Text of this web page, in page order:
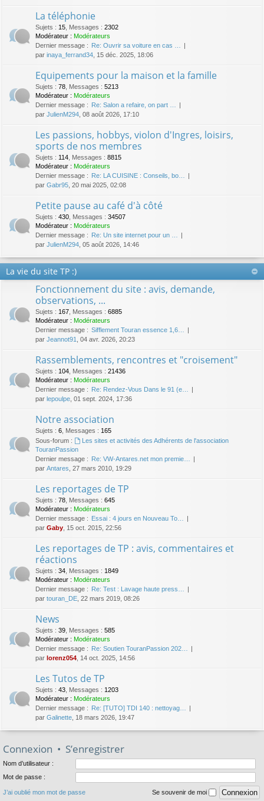
La téléphonie
Sujets : 15 Messages : 2302
Modérateur : Modérateurs
Dernier message :
Re: Ouvrir sa voiture en cas …
par inaya_ferrand34 , 15 déc. 2025, 18:06
Equipements pour la maison et la famille
Sujets : 78 Messages : 5213
Modérateur : Modérateurs
Dernier message :
Re: Salon a refaire, on part …
par JulienM294 , 08 août 2026, 17:10
Les passions, hobbys, violon d'Ingres, loisirs,
sports de nos membres
Sujets : 114 Messages : 8815
Modérateur : Modérateurs
Dernier message :
Re: LA CUISINE : Conseils, bo…
par Gabr95 , 20 mai 2025, 02:08
Petite pause au café d'à côté
Sujets : 430 Messages : 34507
Modérateur : Modérateurs
Dernier message :
Re: Un site internet pour un …
par JulienM294 , 05 août 2026, 14:46
La vie du site TP :)
Fonctionnement du site : avis, demande,
observations, ...
Sujets : 167 Messages : 6885
Modérateur : Modérateurs
Dernier message : Sifflement Touran essence 1,6…
par Jeannot91 , 04 avr. 2026, 20:23
Rassemblements, rencontres et "croisement"
Sujets : 104 Messages : 21436
Modérateur : Modérateurs
Dernier message :
Re: Rendez-Vous Dans le 91 (e…
par lepoulpe , 01 sept. 2024, 17:36
Notre association
Sujets : 6 Messages : 165
Sous-forum :
Les sites et activités des Adhérents de l'association
TouranPassion
Dernier message :
Re: VW-Antares.net mon premie…
par Antares , 27 mars 2010, 19:29
Les reportages de TP
Sujets : 78 Messages : 645
Modérateur : Modérateurs
Dernier message :
Essai : 4 jours en Nouveau To…
par Gaby , 15 oct. 2015, 22:56
Les reportages de TP : avis, commentaires et
réactions
Sujets : 34 Messages : 1849
Modérateur : Modérateurs
Dernier message :
Re: Test : Lavage haute press…
par touran_DE , 22 mars 2019, 08:26
News
Sujets : 39 Messages : 585
Modérateur : Modérateurs
Dernier message :
Re: Soutien TouranPassion 202…
par lorenz054 , 14 oct. 2025, 14:56
Les Tutos de TP
Sujets : 43 Messages : 1203
Modérateur : Modérateurs
Dernier message :
Re: [TUTO] TDI 140 : nettoyag…
par Galinette , 18 mars 2026, 19:47
Connexion • S’enregistrer
Nom d’utilisateur :
Mot de passe :
J’ai oublié mon mot de passe Se souvenir de moi